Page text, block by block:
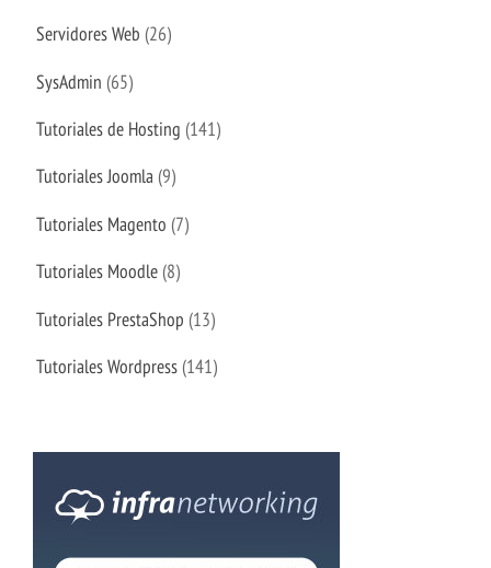
Servidores Web (26)
SysAdmin (65)
Tutoriales de Hosting (141)
Tutoriales Joomla (9)
Tutoriales Magento (7)
Tutoriales Moodle (8)
Tutoriales PrestaShop (13)
Tutoriales Wordpress (141)